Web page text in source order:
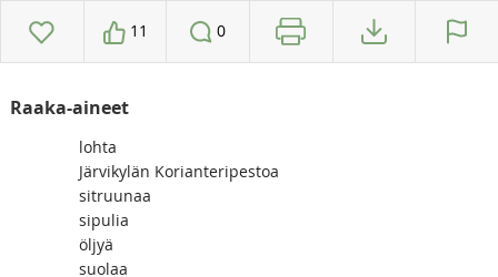
11 0
Raaka-aineet
lohta
Järvikylän Korianteripestoa
sitruunaa
sipulia
öljyä
suolaa